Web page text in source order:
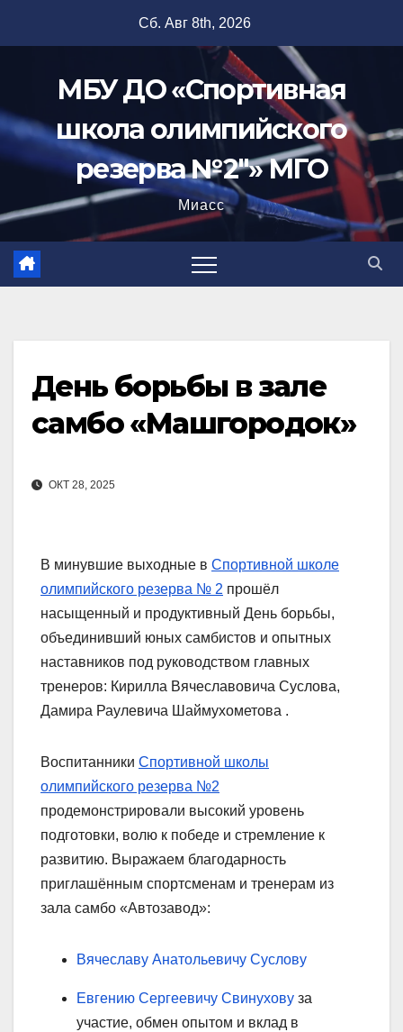
Сб. Авг 8th, 2026
МБУ ДО «Спортивная
школа олимпийского
резерва №2"» МГО
Миасс
День борьбы в зале
самбо «Машгородок»
ОКТ 28, 2025
В минувшие выходные в Спортивной школе
олимпийского резерва № 2 прошёл
насыщенный и продуктивный День борьбы,
объединивший юных самбистов и опытных
наставников под руководством главных
тренеров: Кирилла Вячеславовича Суслова,
Дамира Раулевича Шаймухометова .
Воспитанники Спортивной школы
олимпийского резерва №2
продемонстрировали высокий уровень
подготовки, волю к победе и стремление к
развитию. Выражаем благодарность
приглашённым спортсменам и тренерам из
зала самбо «Автозавод»:
Вячеславу Анатольевичу Суслову
Евгению Сергеевичу Свинухову за
участие, обмен опытом и вклад в